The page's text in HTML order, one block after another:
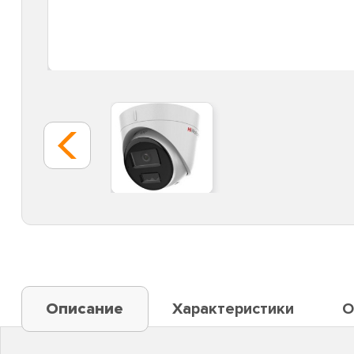
Описание Характеристики